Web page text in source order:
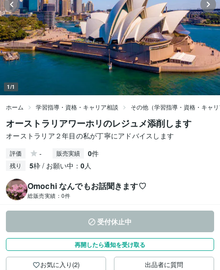
1/1
ホーム 学習指導・資格・キャリア相談 その他（学習指導・資格・キャ
オーストラリアワーホリのレジュメ添削します
オーストラリア２年目の私が丁寧にアドバイスします
評価 - 販売実績 0件
残り 5枠 / お願い中： 0人
Omochi なんでもお話聞きます♡
総販売実績： 0件
受付休止中
再開したら通知を受け取る
お気に入り(2) 出品者に質問